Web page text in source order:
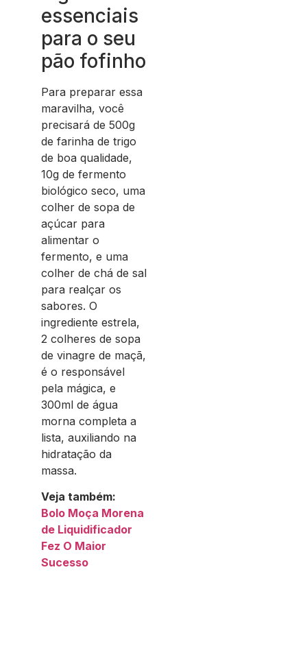
essenciais
para o seu
pão fofinho
Para preparar essa
maravilha, você
precisará de 500g
de farinha de trigo
de boa qualidade,
10g de fermento
biológico seco, uma
colher de sopa de
açúcar para
alimentar o
fermento, e uma
colher de chá de sal
para realçar os
sabores. O
ingrediente estrela,
2 colheres de sopa
de vinagre de maçã,
é o responsável
pela mágica, e
300ml de água
morna completa a
lista, auxiliando na
hidratação da
massa.
Veja também:
Bolo Moça Morena
de Liquidificador
Fez O Maior
Sucesso